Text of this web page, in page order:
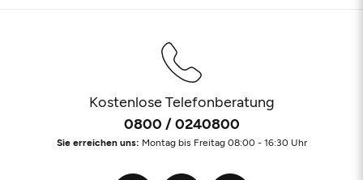
Kostenlose Telefonberatung
0800 / 0240800
Sie erreichen uns: Montag bis Freitag 08:00 - 16:30 Uhr